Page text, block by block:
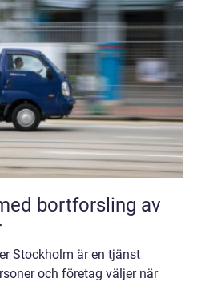
bortforsling av
Stockholm är en tjänst
och företag väljer när